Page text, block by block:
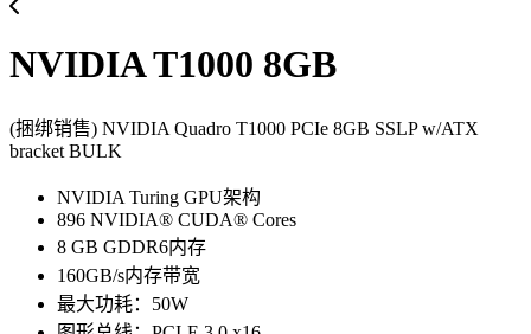
NVIDIA T1000 8GB
(捆绑销售) NVIDIA Quadro T1000 PCIe 8GB SSLP w/ATX
bracket BULK
NVIDIA Turing GPU架构
896 NVIDIA® CUDA® Cores
8 GB GDDR6内存
160GB/s内存带宽
最大功耗：50W